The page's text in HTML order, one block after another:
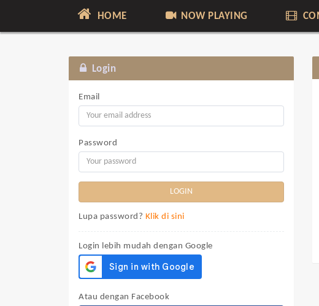
HOME NOW PLAYING
Login
Email
Password
Lupa password? Klik di sini
Login lebih mudah dengan Google
Atau dengan Facebook